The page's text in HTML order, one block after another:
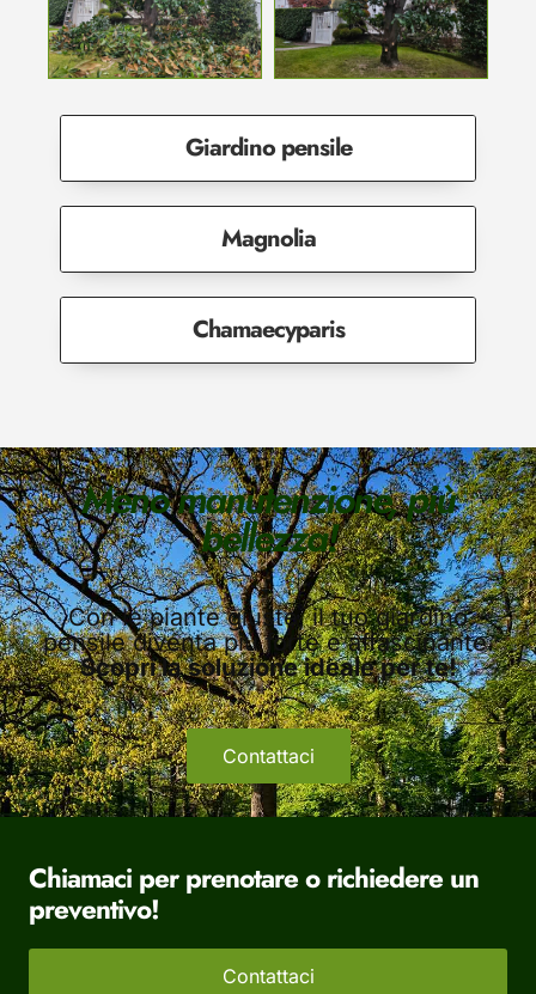
Giardino pensile
Magnolia
Chamaecyparis
Meno manutenzione, più
bellezza!
Con le piante giuste, il tuo giardino
pensile diventa più forte e affascinante.
Scopri la soluzione ideale per te!
Contattaci
Chiamaci per prenotare o richiedere un
preventivo!
Contattaci